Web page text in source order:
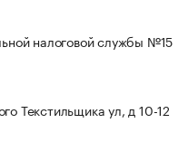
налоговой службы №15
Текстильщика ул, д 10-12